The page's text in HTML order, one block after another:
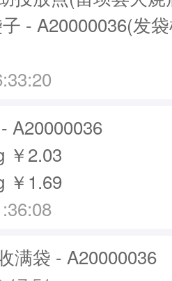
- A20000036(发
A20000036
￥2.03
￥1.69
满袋 - A20000036